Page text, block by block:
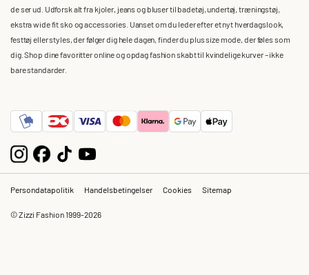
de ser ud. Udforsk alt fra kjoler, jeans og bluser til badetøj, undertøj, træningstøj,
ekstra wide fit sko og accessories. Uanset om du leder efter et nyt hverdagslook,
festtøj eller styles, der følger dig hele dagen, finder du plus size mode, der føles som
dig. Shop dine favoritter online og opdag fashion skabt til kvindelige kurver – ikke
bare standarder.
Persondatapolitik Handelsbetingelser Cookies Sitemap
© Zizzi Fashion 1999-2026